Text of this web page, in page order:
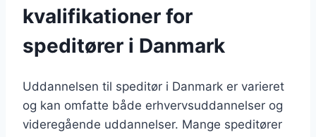
kvalifikationer for
speditører i Danmark
Uddannelsen til speditør i Danmark er varieret
og kan omfatte både erhvervsuddannelser og
videregående uddannelser. Mange speditører